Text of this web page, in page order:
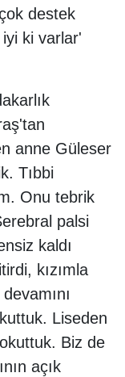
destek
ki varlar'
anne Güleser
Tıbbi
Onu tebrik
palsi
kaldı
kızımla
Liseden
Biz de
açık